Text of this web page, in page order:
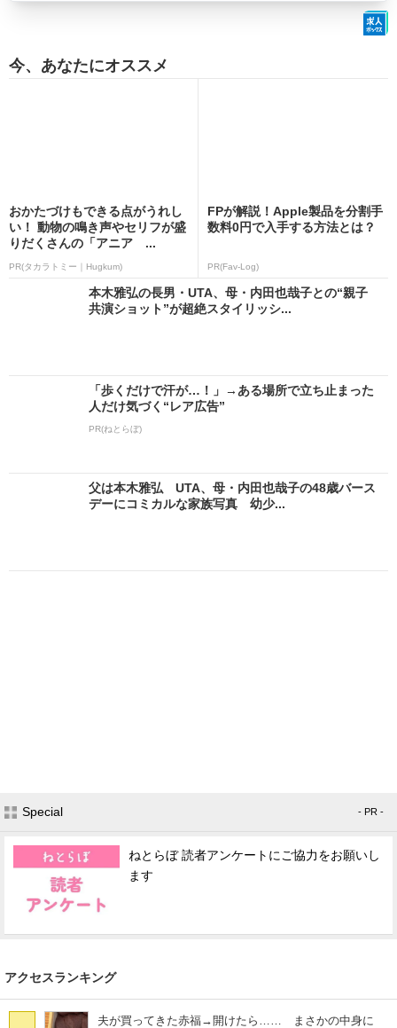
今、あなたにオススメ
おかたづけもできる点がうれし
い！ 動物の鳴き声やセリフが盛
りだくさんの「アニア ...
PR(タカラトミー｜Hugkum)
FPが解説！Apple製品を分割手
数料0円で入手する方法とは？
PR(Fav-Log)
本木雅弘の長男・UTA、母・内田也哉子との“親子
共演ショット”が超絶スタイリッシ...
「歩くだけで汗が…！」→ある場所で立ち止まった
人だけ気づく“レア広告”
PR(ねとらぼ)
父は本木雅弘 UTA、母・内田也哉子の48歳バース
デーにコミカルな家族写真 幼少...
Special - PR -
ねとらぼ 読者アンケートにご協力をお願いし
ます
アクセスランキング
夫が買ってきた赤福→開けたら…… まさかの中身に